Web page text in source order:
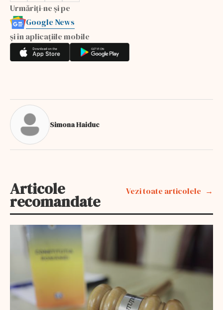
Urmăriți-ne și pe
Google News
și în aplicațiile mobile
Simona Haiduc
Articole
recomandate
Vezi toate articolele